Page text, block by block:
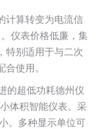
计算转变为电流信
仪表价格低廉，集
特别适用于与二次
使用。
的超低功耗德州仪
体积智能仪表。采
。多种显示单位可